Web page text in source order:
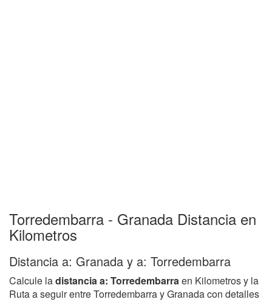
Torredembarra - Granada Distancia en
Kilometros
Distancia a: Granada y a: Torredembarra
Calcule ladistancia a: Torredembarraen Kilometros y la
Ruta a seguir entre Torredembarra y Granada con detalles